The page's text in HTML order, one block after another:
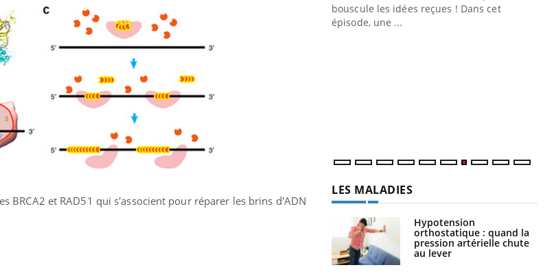
BRCA2 et RAD51 qui s'associent pour réparer les brins d'ADN
lié à un groupe
en matière de bilan de
d'un « jumeau
...
épisode, une ...
LES MALADIES
Hypotension
orthostatique : quand la
pression artérielle chute
au lever